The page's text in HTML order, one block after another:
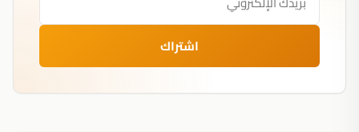
اشتراك